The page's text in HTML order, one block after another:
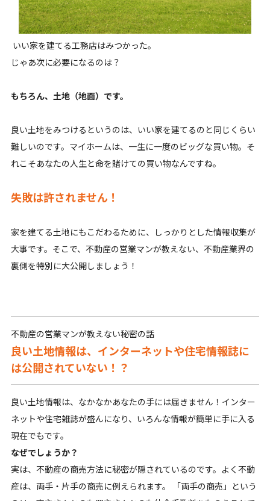
いい家を建てる工務店はみつかった。
じゃあ次に必要になるのは？
もちろん、土地（地面）です。
良い土地をみつけるというのは、いい家を建てるのと同じくらい
難しいのです。マイホームは、一生に一度のビッグな買い物。そ
れこそあなたの人生と命を賭けての買い物なんですね。
失敗は許されません！
家を建てる土地にもこだわるために、しっかりとした情報収集が
大事です。そこで、不動産の営業マンが教えない、不動産業界の
裏側を特別に大公開しましょう！
不動産の営業マンが教えない秘密の話
良い土地情報は、インターネットや住宅情報誌に
は公開されていない！？
良い土地情報は、なかなかあなたの手には届きません！インター
ネットや住宅雑誌が盛んになり、いろんな情報が簡単に手に入る
現在でもです。
なぜでしょうか？
実は、不動産の商売方法に秘密が隠されているのです。よく不動
産は、両手・片手の商売に例えられます。 「両手の商売」という